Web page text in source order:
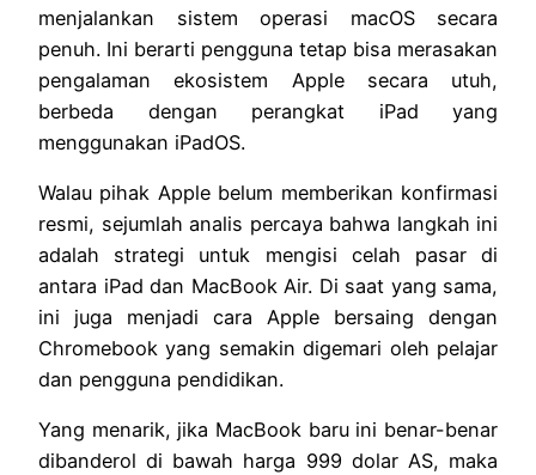
menjalankan sistem operasi macOS secara
penuh. Ini berarti pengguna tetap bisa merasakan
pengalaman ekosistem Apple secara utuh,
berbeda dengan perangkat iPad yang
menggunakan iPadOS.
Walau pihak Apple belum memberikan konfirmasi
resmi, sejumlah analis percaya bahwa langkah ini
adalah strategi untuk mengisi celah pasar di
antara iPad dan MacBook Air. Di saat yang sama,
ini juga menjadi cara Apple bersaing dengan
Chromebook yang semakin digemari oleh pelajar
dan pengguna pendidikan.
Yang menarik, jika MacBook baru ini benar-benar
dibanderol di bawah harga 999 dolar AS, maka